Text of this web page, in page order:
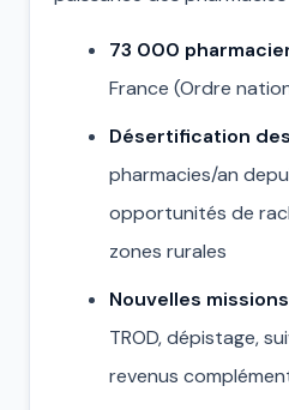
73 000
France (Ordre
Désertification
pharmacies/an
opportunités de
zones rurales
Nouvelles
TROD, dépistage,
revenus